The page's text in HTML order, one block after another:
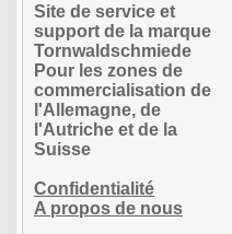
Site de service et
support de la marque
Tornwaldschmiede
Pour les zones de
commercialisation de
l'Allemagne, de
l'Autriche et de la
Suisse
Confidentialité
A propos de nous